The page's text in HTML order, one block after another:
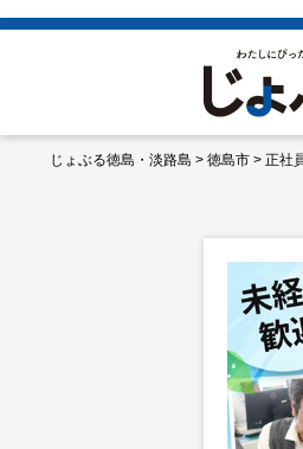
じょぶる徳島・淡路島 > 徳島市 > 正社